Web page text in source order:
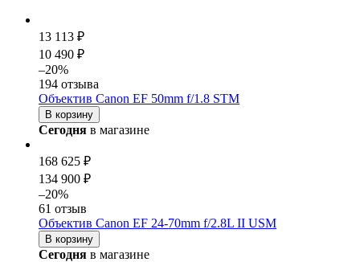
13 113 ₽
10 490 ₽
–20%
194 отзыва
Объектив Canon EF 50mm f/1.8 STM
В корзину
Сегодня в магазине
168 625 ₽
134 900 ₽
–20%
61 отзыв
Объектив Canon EF 24-70mm f/2.8L II USM
В корзину
Сегодня в магазине